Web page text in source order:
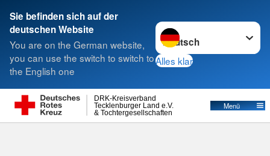
Sie befinden sich auf der
deutschen Website
You are on the German website,
you can use the switch to switch to
the English one
Sprache wechseln zu
Alles klar
& Tochtergesellschaften
Tecklenburger Land e.V.
DRK-Kreisverband
Menü
Suche